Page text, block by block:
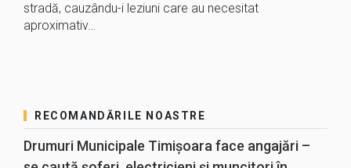
stradă, cauzându-i leziuni care au necesitat
aproximativ…
RECOMANDĂRILE NOASTRE
Drumuri Municipale Timișoara face angajări –